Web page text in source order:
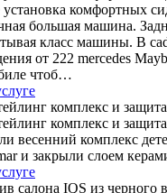
установка комфортных
большая машина.
класс машины. В
от 222 mercedes
чтоб…
комплекс и
комплекс и
весенний комплекс
и закрыли слоем
салона IQS из черного